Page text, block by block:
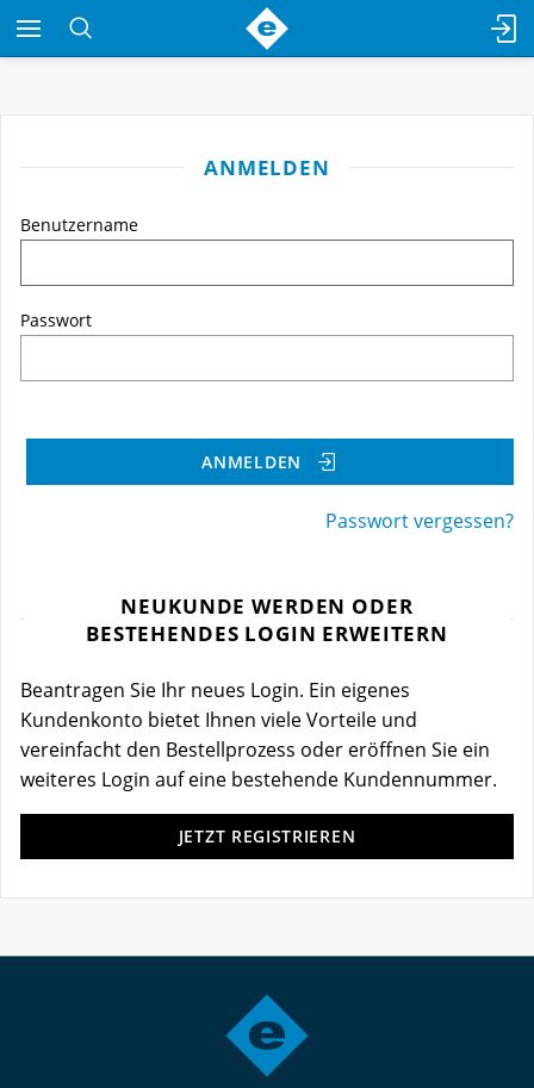
ANMELDEN
Benutzername
Passwort
ANMELDEN
Passwort vergessen?
NEUKUNDE WERDEN ODER
BESTEHENDES LOGIN ERWEITERN
Beantragen Sie Ihr neues Login. Ein eigenes
Kundenkonto bietet Ihnen viele Vorteile und
vereinfacht den Bestellprozess oder eröffnen Sie ein
weiteres Login auf eine bestehende Kundennummer.
JETZT REGISTRIEREN